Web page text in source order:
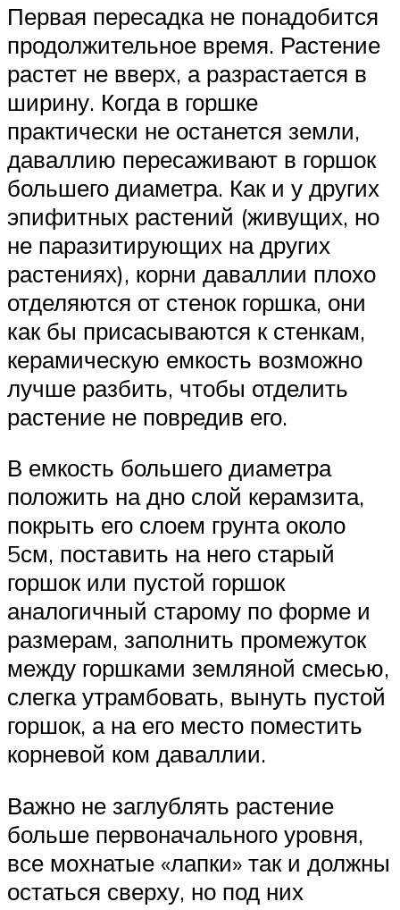
Первая пересадка не понадобится
продолжительное время. Растение
растет не вверх, а разрастается в
ширину. Когда в горшке
практически не останется земли,
даваллию пересаживают в горшок
большего диаметра. Как и у других
эпифитных растений (живущих, но
не паразитирующих на других
растениях), корни даваллии плохо
отделяются от стенок горшка, они
как бы присасываются к стенкам,
керамическую емкость возможно
лучше разбить, чтобы отделить
растение не повредив его.
В емкость большего диаметра
положить на дно слой керамзита,
покрыть его слоем грунта около
5см, поставить на него старый
горшок или пустой горшок
аналогичный старому по форме и
размерам, заполнить промежуток
между горшками земляной смесью,
слегка утрамбовать, вынуть пустой
горшок, а на его место поместить
корневой ком даваллии.
Важно не заглублять растение
больше первоначального уровня,
все мохнатые «лапки» так и должны
остаться сверху, но под них